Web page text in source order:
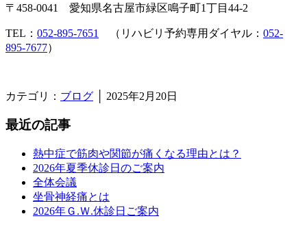
〒458-0041 愛知県名古屋市緑区鳴子町1丁目44-2
TEL： 052-895-7651 （リハビリ予約専用ダイヤル： 052-
895-7677）
カテゴリ： ブログ 2025年2月20日
最近の記事
熱中症で筋肉や関節が痛くなる理由とは？
2026年夏季休診日のご案内
全体会議
坐骨神経痛とは
2026年Ｇ.Ｗ.休診日ご案内